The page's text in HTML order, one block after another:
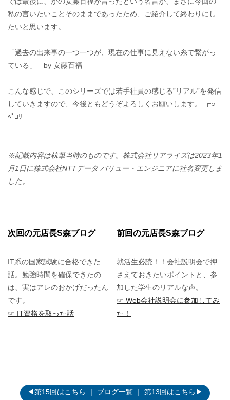
私の言いたいことそのままであったため、ご紹介して終わりにし
たいと思います。
「過去の出来事の一つ一つが、現在の仕事に見えない糸で繋がっ
ている」 by 安藤百福
こんな感じで、このシリーズでは若手社員の感じる”リアル”を発信
していきますので、今後ともどうぞよろしくお願いします。 ┏○
ﾍﾟｺﾘ
※記載内容は執筆当時のものです。株式会社リアライズは2023年1
月1日に株式会社NTTデータ バリュー・エンジニアに社名変更しま
した。
次回の元店長S森ブログ
IT系の国家試験に合格できた
話。勉強時間を確保できたの
は、実はアレのおかげだったん
です。
☞ IT資格を取った話
前回の元店長S森ブログ
就活生必読！！会社説明会で押
さえておきたいポイントと、参
加した学生のリアルな声。
☞ Web会社説明会に参加してみ
た！
◀第15回はこちら ｜ ブログ一覧 ｜ 第13回はこちら▶